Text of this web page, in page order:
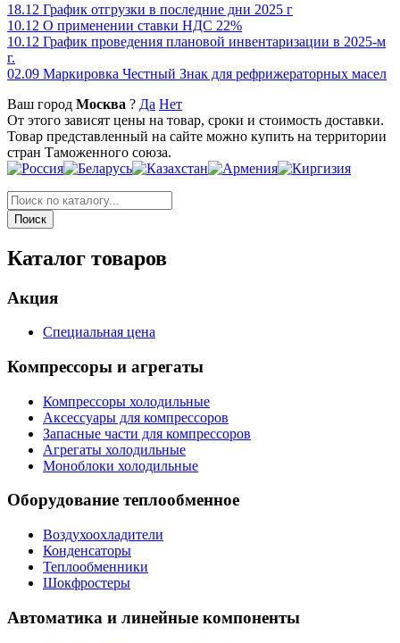
18.12 График отгрузки в последние дни 2025 г
10.12 О применении ставки НДС 22%
10.12 График проведения плановой инвентаризации в 2025-м
г.
02.09 Маркировка Честный Знак для рефрижераторных масел
Ваш город Москва ? Да Нет
От этого зависят цены на товар, сроки и стоимость доставки.
Товар представленный на сайте можно купить на территории
стран Таможенного союза.
Каталог товаров
Акция
Специальная цена
Компрессоры и агрегаты
Компрессоры холодильные
Аксессуары для компрессоров
Запасные части для компрессоров
Агрегаты холодильные
Моноблоки холодильные
Оборудование теплообменное
Воздухоохладители
Конденсаторы
Теплообменники
Шокфростеры
Автоматика и линейные компоненты